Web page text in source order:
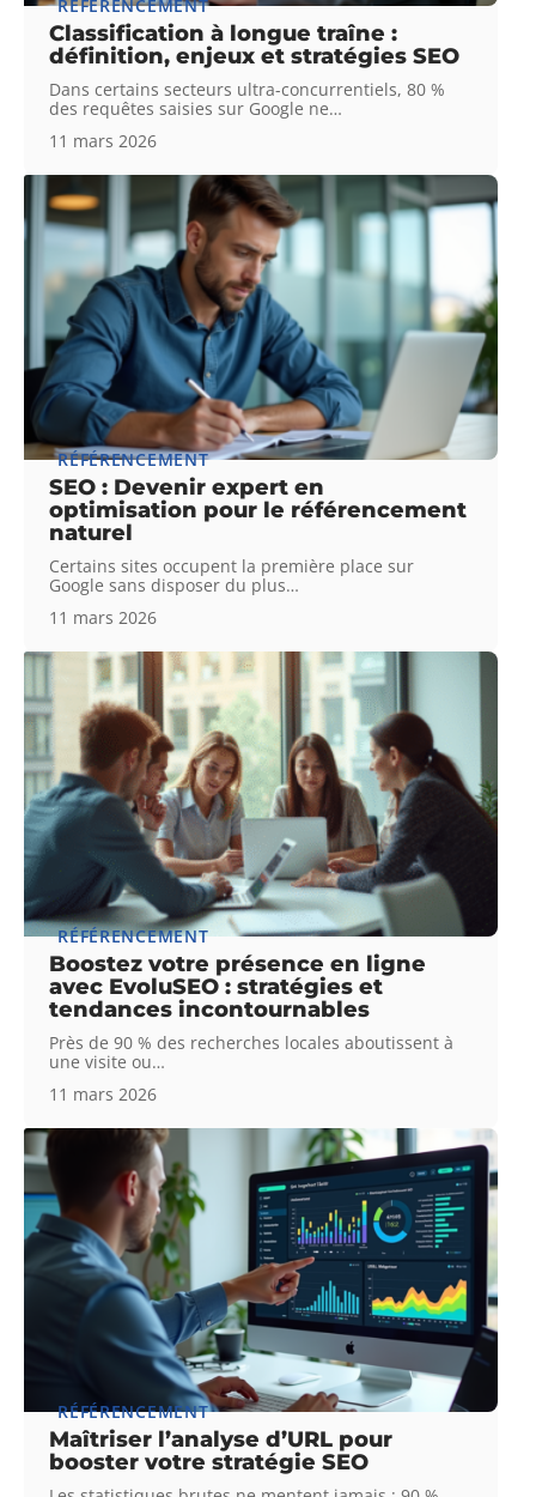
RÉFÉRENCEMENT
Classification à longue traîne :
définition, enjeux et stratégies SEO
Dans certains secteurs ultra-concurrentiels, 80 %
des requêtes saisies sur Google ne…
11 mars 2026
RÉFÉRENCEMENT
SEO : Devenir expert en
optimisation pour le référencement
naturel
Certains sites occupent la première place sur
Google sans disposer du plus…
11 mars 2026
RÉFÉRENCEMENT
Boostez votre présence en ligne
avec EvoluSEO : stratégies et
tendances incontournables
Près de 90 % des recherches locales aboutissent à
une visite ou…
11 mars 2026
RÉFÉRENCEMENT
Maîtriser l’analyse d’URL pour
booster votre stratégie SEO